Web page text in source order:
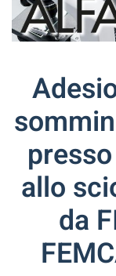
allo
da